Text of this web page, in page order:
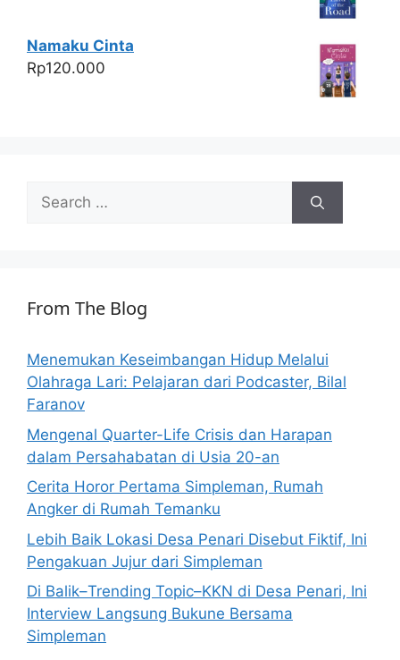
Namaku Cinta
Rp120.000
Search
for:
From The Blog
Menemukan Keseimbangan Hidup Melalui
Olahraga Lari: Pelajaran dari Podcaster, Bilal
Faranov
Mengenal Quarter-Life Crisis dan Harapan
dalam Persahabatan di Usia 20-an
Cerita Horor Pertama Simpleman, Rumah
Angker di Rumah Temanku
Lebih Baik Lokasi Desa Penari Disebut Fiktif, Ini
Pengakuan Jujur dari Simpleman
Di Balik–Trending Topic–KKN di Desa Penari, Ini
Interview Langsung Bukune Bersama
Simpleman